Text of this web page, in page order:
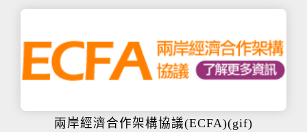
兩岸經濟合作架構協議(ECFA)(gif)